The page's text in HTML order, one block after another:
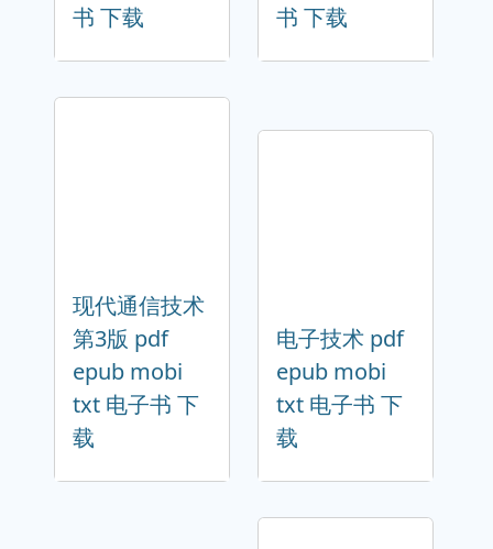
书 下载
书 下载
现代通信技术
第3版 pdf
epub mobi
txt 电子书 下
载
电子技术 pdf
epub mobi
txt 电子书 下
载